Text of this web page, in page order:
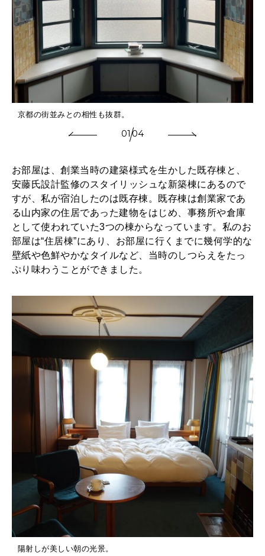
京都の街並みとの相性も抜群。
0104
お部屋は、創業当時の建築様式を生かした既存棟と、
安藤氏設計監修のスタイリッシュな新築棟にあるので
すが、私が宿泊したのは既存棟。既存棟は創業家であ
る山内家の住居であった建物をはじめ、事務所や倉庫
として使われていた3つの棟からなっています。私のお
部屋は“住居棟”にあり、お部屋に行くまでに幾何学的な
壁紙や色鮮やかなタイルなど、当時のしつらえをたっ
ぷり味わうことができました。
陽射しが美しい朝の光景。